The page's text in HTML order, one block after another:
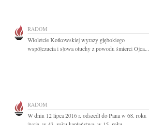
RADOM
Wioletcie Kotkowskiej wyrazy głębokiego
współczucia i słowa otuchy z powodu śmierci Ojca...
RADOM
W dniu 12 lipca 2016 r. odszedł do Pana w 68. roku